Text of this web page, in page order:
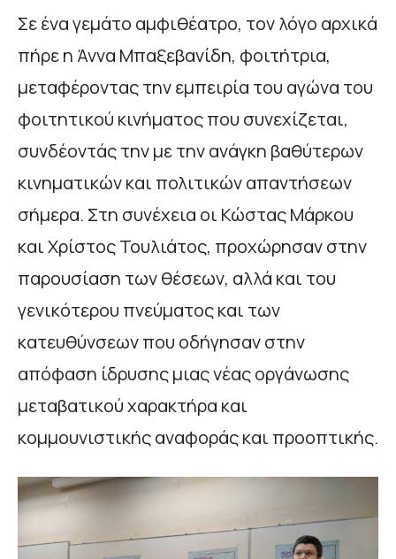
Σε ένα γεμάτο αμφιθέατρο, τον λόγο αρχικά
πήρε η Άννα Μπαξεβανίδη, φοιτήτρια,
μεταφέροντας την εμπειρία του αγώνα του
φοιτητικού κινήματος που συνεχίζεται,
συνδέοντάς την με την ανάγκη βαθύτερων
κινηματικών και πολιτικών απαντήσεων
σήμερα. Στη συνέχεια οι Κώστας Μάρκου
και Χρίστος Τουλιάτος, προχώρησαν στην
παρουσίαση των θέσεων, αλλά και του
γενικότερου πνεύματος και των
κατευθύνσεων που οδήγησαν στην
απόφαση ίδρυσης μιας νέας οργάνωσης
μεταβατικού χαρακτήρα και
κομμουνιστικής αναφοράς και προοπτικής.